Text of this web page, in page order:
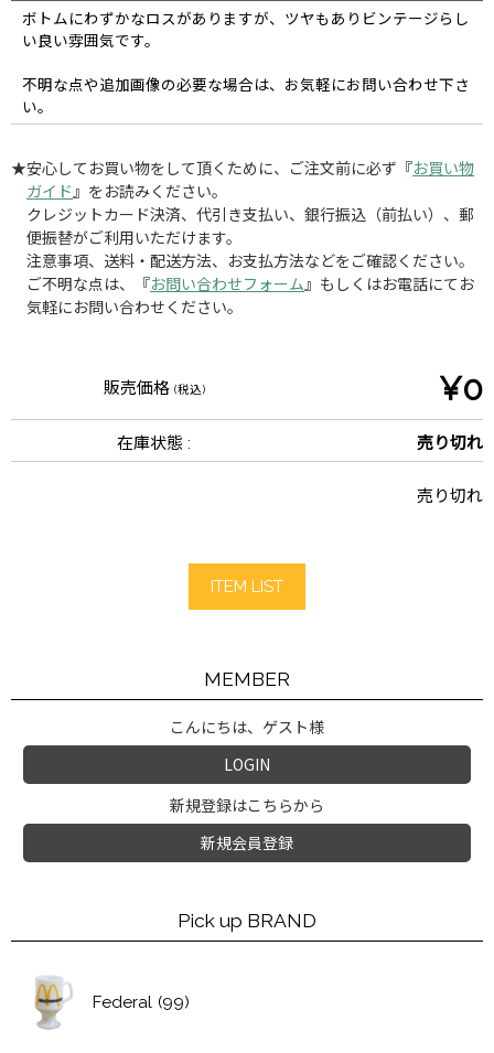
ボトムにわずかなロスがありますが、ツヤもありビンテージらし
い良い雰囲気です。
不明な点や追加画像の必要な場合は、お気軽にお問い合わせ下さ
い。
★安心してお買い物をして頂くために、ご注文前に必ず『お買い物
ガイド 』をお読みください。
クレジットカード決済、代引き支払い、銀行振込（前払い）、郵
便振替がご利用いただけます。
注意事項、送料・配送方法、お支払方法などをご確認ください。
ご不明な点は、『お問い合わせフォーム 』もしくはお電話にてお
気軽にお問い合わせください。
販売価格 (税込) ¥0
在庫状態 : 売り切れ
売り切れ
ITEM LIST
MEMBER
こんにちは、ゲスト様
LOGIN
新規登録はこちらから
新規会員登録
Pick up BRAND
Federal (99)